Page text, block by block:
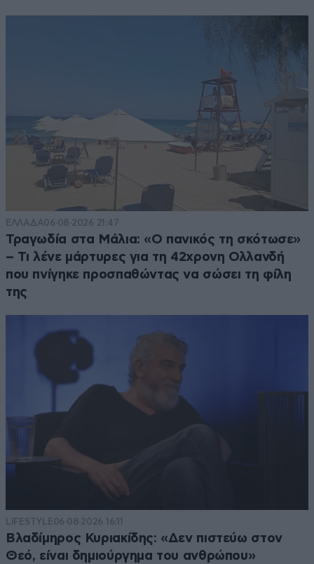
ΕΛΛΑΔΑ06·08·2026 21:47
Τραγωδία στα Μάλια: «Ο πανικός τη σκότωσε»
– Τι λένε μάρτυρες για τη 42χρονη Ολλανδή
που πνίγηκε προσπαθώντας να σώσει τη φίλη
της
LIFESTYLE06·08·2026 16:11
Βλαδίμηρος Κυριακίδης: «Δεν πιστεύω στον
Θεό, είναι δημιούργημα του ανθρώπου»